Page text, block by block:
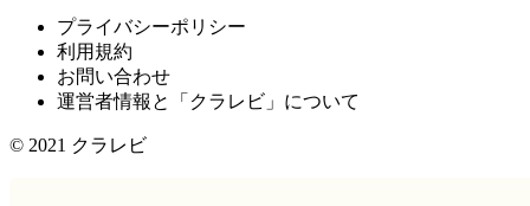
プライバシーポリシー
利用規約
お問い合わせ
運営者情報と「クラレビ」について
© 2021 クラレビ